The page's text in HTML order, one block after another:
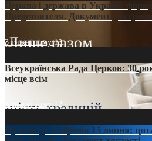
Церква і держава в Україні:
Предстоятеля. Документ доктрини
3 тижні тому13
Всеукраїнська Рада Церков: 30
місце всім
3 тижні тому12
Проповідь Епіфанія 15 липня: